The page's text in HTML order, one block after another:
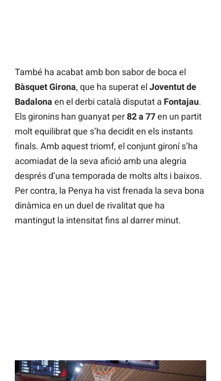
També ha acabat amb bon sabor de boca el
Bàsquet Girona, que ha superat el Joventut de
Badalona en el derbi català disputat a Fontajau.
Els gironins han guanyat per82 a 77en un partit
molt equilibrat que s’ha decidit en els instants
finals. Amb aquest triomf, el conjunt gironí s’ha
acomiadat de la seva afició amb una alegria
després d’una temporada de molts alts i baixos.
Per contra, la Penya ha vist frenada la seva bona
dinàmica en un duel de rivalitat que ha
mantingut la intensitat fins al darrer minut.